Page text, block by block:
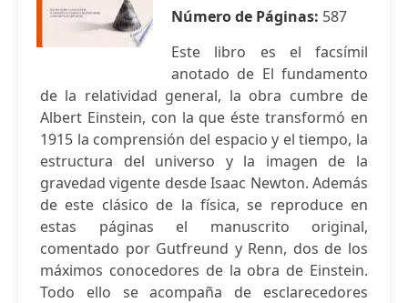
Número de Páginas: 587
Este libro es el facsímil
anotado de El fundamento
de la relatividad general, la obra cumbre de
Albert Einstein, con la que éste transformó en
1915 la comprensión del espacio y el tiempo, la
estructura del universo y la imagen de la
gravedad vigente desde Isaac Newton. Además
de este clásico de la física, se reproduce en
estas páginas el manuscrito original,
comentado por Gutfreund y Renn, dos de los
máximos conocedores de la obra de Einstein.
Todo ello se acompaña de esclarecedores